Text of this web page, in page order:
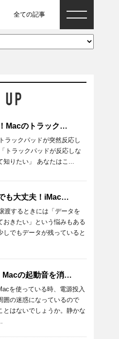
全ての記事
瞬時に解決！Macのトラックパッドが反応しないときの原因と対処法
ラックパッドが突然反応し
トラックパッドが反応しな
知りたい」 あなたはこ...
199 初めてでも大丈夫！iMacのデータを完全消去する準備・方法を紹介
渡するときには「データを
おきたい」という悩みもある
しでもデータが残っていると
1分で解決！Macの起動音を消す設定方法とおすすめアプリを紹介！
を使っている時、電源投入
囲の迷惑になっているので
とはないでしょうか。静かな